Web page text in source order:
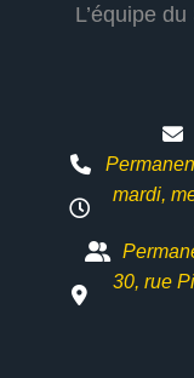
L’équipe
mardi,
30, rue